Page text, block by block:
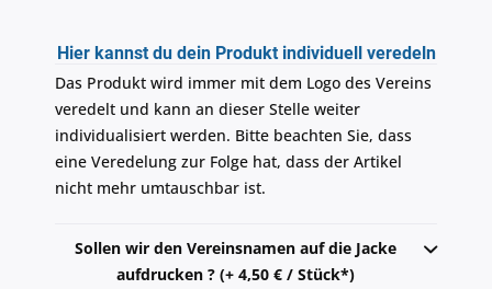
Hier kannst du dein Produkt individuell veredeln
Das Produkt wird immer mit dem Logo des Vereins
veredelt und kann an dieser Stelle weiter
individualisiert werden. Bitte beachten Sie, dass
eine Veredelung zur Folge hat, dass der Artikel
nicht mehr umtauschbar ist.
Sollen wir den Vereinsnamen auf die Jacke
aufdrucken ? (+ 4,50 € / Stück*)